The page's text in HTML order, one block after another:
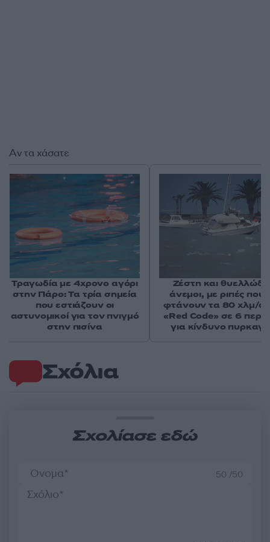
Σχόλια
Σχολίασε εδώ
50 /50
Αν τα χάσατε
Τραγωδία με 4χρονο αγόρι
στην Πάρο: Τα τρία σημεία
που εστιάζουν οι
αστυνομικοί για τον πνιγμό
στην πισίνα
Ζέστη και
άνεμοι, με ριπές που
φτάνουν τα 80 χλμ/
«Red Code» σε 6
για κίνδυνο